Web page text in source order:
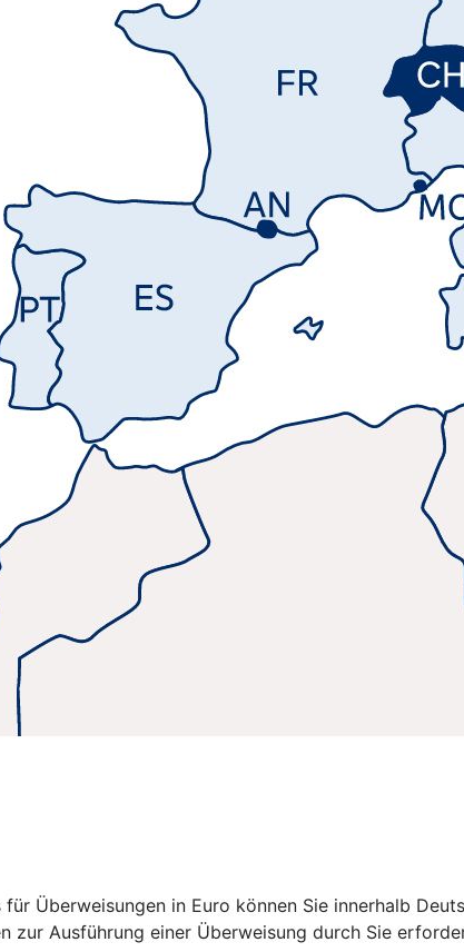
Überweisungen in Euro können Sie innerhalb
zur Ausführung einer Überweisung durch Sie